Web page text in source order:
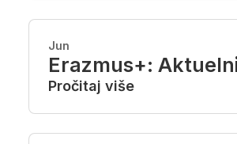
Jun
Erazmus+:
Pročitaj više